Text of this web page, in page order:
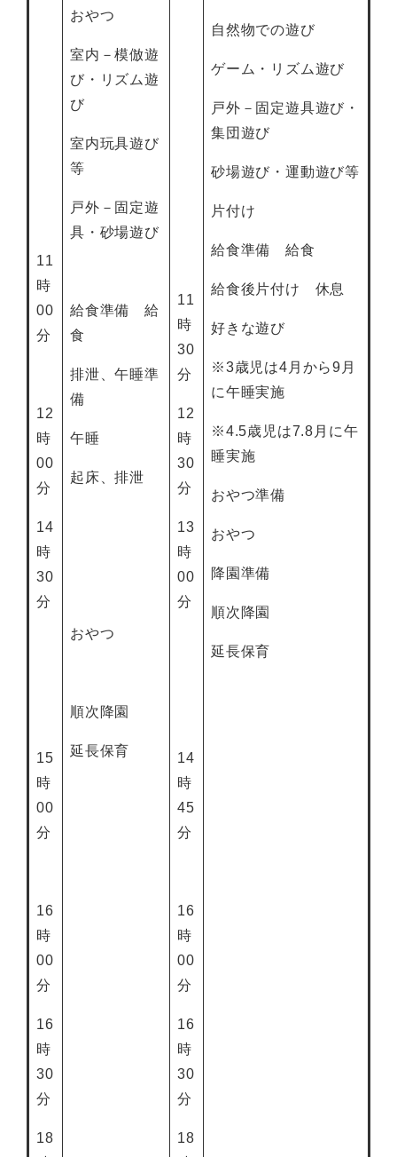
11
時
00
分
12
時
00
分
14
時
30
分
15
時
00
分
16
時
00
分
16
時
30
分
18
おやつ
室内－模倣遊
び・リズム遊
び
室内玩具遊び
等
戸外－固定遊
具・砂場遊び
給食準備 給
食
排泄、午睡準
備
午睡
起床、排泄
おやつ
順次降園
延長保育
11
時
30
分
12
時
30
分
13
時
00
分
14
時
45
分
16
時
00
分
16
時
30
分
18
自然物での遊び
ゲーム・リズム遊び
戸外－固定遊具遊び・
集団遊び
砂場遊び・運動遊び等
片付け
給食準備 給食
給食後片付け 休息
好きな遊び
※3歳児は4月から9月
に午睡実施
※4.5歳児は7.8月に午
睡実施
おやつ準備
おやつ
降園準備
順次降園
延長保育